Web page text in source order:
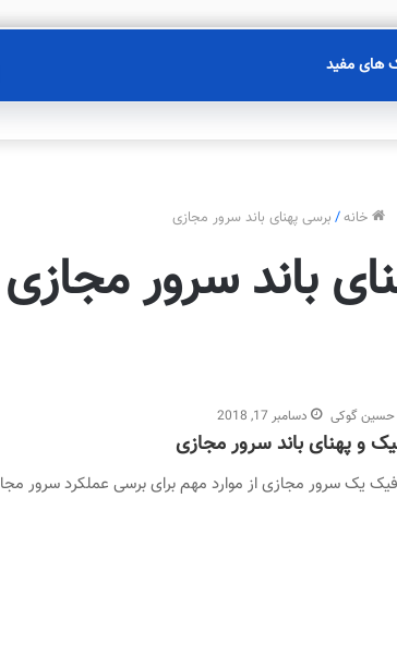
های مفید
خانه/ برسی پهنای باند سرور مجازی
باند سرور مجازی
حسین گوکی دسامبر 17, 2018
و پهنای باند سرور مجازی
یک سرور مجازی از موارد مهم برای برسی عملکرد سرور